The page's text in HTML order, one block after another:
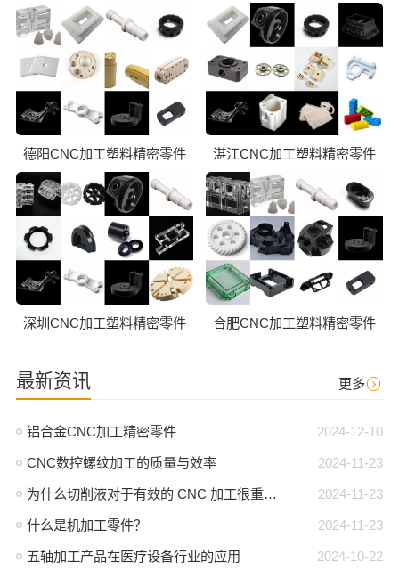
德阳CNC加工塑料精密零件 湛江CNC加工塑料精密零件
深圳CNC加工塑料精密零件 合肥CNC加工塑料精密零件
最新资讯 更多
2024-12-10
铝合金CNC加工精密零件
2024-11-23
CNC数控螺纹加工的质量与效率
2024-11-23
为什么切削液对于有效的 CNC 加工很重要？
2024-11-23
什么是机加工零件？
2024-10-22
五轴加工产品在医疗设备行业的应用